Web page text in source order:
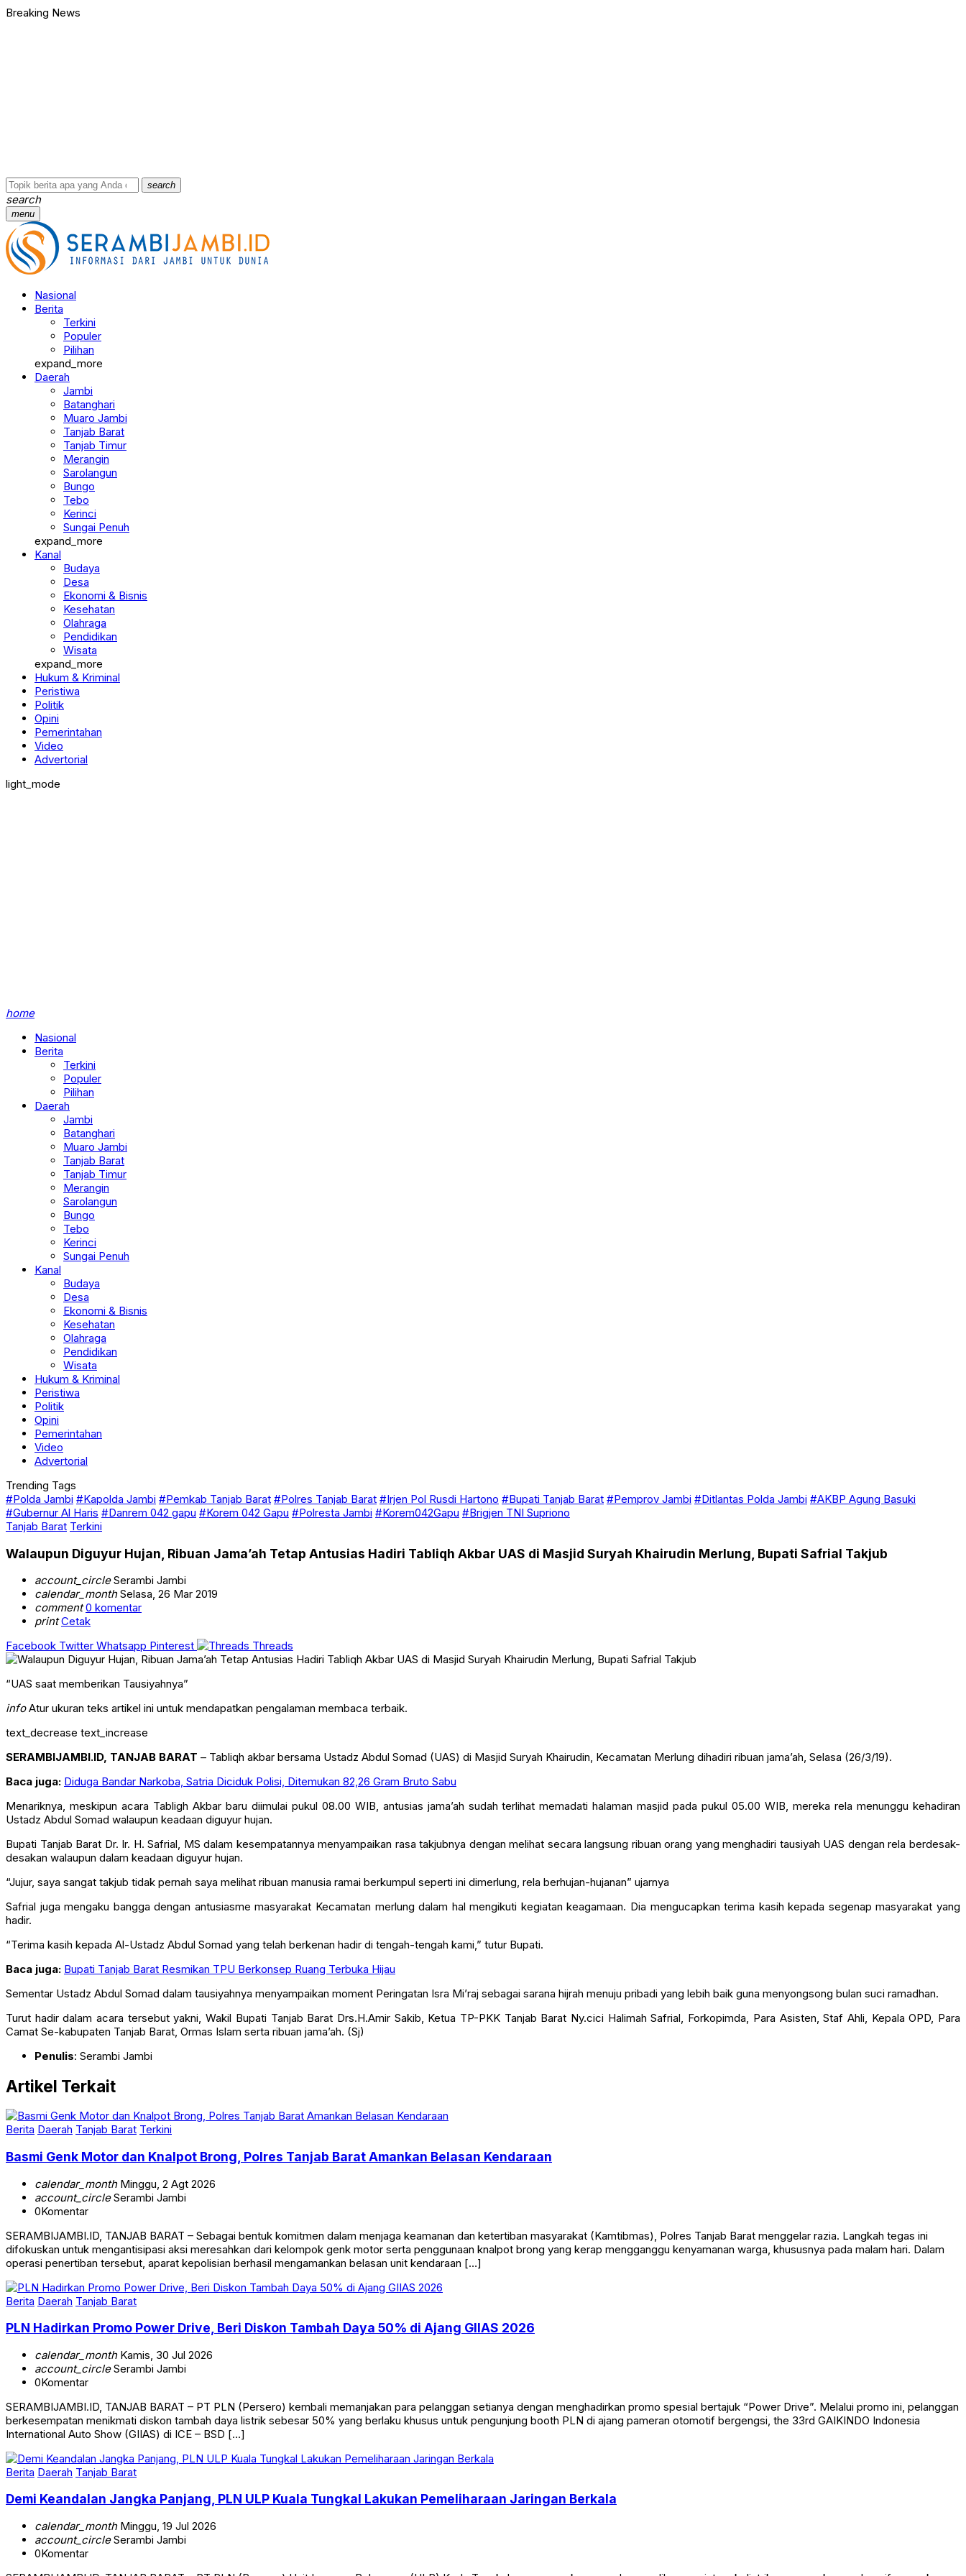
Breaking News
search
search
menu
Nasional
Berita
Terkini
Populer
Pilihan
expand_more
Daerah
Jambi
Batanghari
Muaro Jambi
Tanjab Barat
Tanjab Timur
Merangin
Sarolangun
Bungo
Tebo
Kerinci
Sungai Penuh
expand_more
Kanal
Budaya
Desa
Ekonomi & Bisnis
Kesehatan
Olahraga
Pendidikan
Wisata
expand_more
Hukum & Kriminal
Peristiwa
Politik
Opini
Pemerintahan
Video
Advertorial
light_mode
home
Nasional
Berita
Terkini
Populer
Pilihan
Daerah
Jambi
Batanghari
Muaro Jambi
Tanjab Barat
Tanjab Timur
Merangin
Sarolangun
Bungo
Tebo
Kerinci
Sungai Penuh
Kanal
Budaya
Desa
Ekonomi & Bisnis
Kesehatan
Olahraga
Pendidikan
Wisata
Hukum & Kriminal
Peristiwa
Politik
Opini
Pemerintahan
Video
Advertorial
Trending Tags
#Polda Jambi #Kapolda Jambi #Pemkab Tanjab Barat #Polres Tanjab Barat #Irjen Pol Rusdi Hartono #Bupati Tanjab Barat #Pemprov Jambi #Ditlantas Polda Jambi #AKBP Agung Basuki
#Gubernur Al Haris #Danrem 042 gapu #Korem 042 Gapu #Polresta Jambi #Korem042Gapu #Brigjen TNI Supriono
Tanjab Barat Terkini
Walaupun Diguyur Hujan, Ribuan Jama’ah Tetap Antusias Hadiri Tabliqh Akbar UAS di Masjid Suryah Khairudin Merlung, Bupati Safrial Takjub
account_circleSerambi Jambi
calendar_monthSelasa, 26 Mar 2019
comment 0 komentar
print Cetak
Facebook Twitter Whatsapp Pinterest Threads
“UAS saat memberikan Tausiyahnya”
infoAtur ukuran teks artikel ini untuk mendapatkan pengalaman membaca terbaik.
text_decrease text_increase
SERAMBIJAMBI.ID, TANJAB BARAT – Tabliqh akbar bersama Ustadz Abdul Somad (UAS) di Masjid Suryah Khairudin, Kecamatan Merlung dihadiri ribuan jama’ah, Selasa (26/3/19).
Baca juga: Diduga Bandar Narkoba, Satria Diciduk Polisi, Ditemukan 82,26 Gram Bruto Sabu
Menariknya, meskipun acara Tabligh Akbar baru diimulai pukul 08.00 WIB, antusias jama’ah sudah terlihat memadati halaman masjid pada pukul 05.00 WIB, mereka rela menunggu kehadiran
Ustadz Abdul Somad walaupun keadaan diguyur hujan.
Bupati Tanjab Barat Dr. Ir. H. Safrial, MS dalam kesempatannya menyampaikan rasa takjubnya dengan melihat secara langsung ribuan orang yang menghadiri tausiyah UAS dengan rela berdesak-
desakan walaupun dalam keadaan diguyur hujan.
“Jujur, saya sangat takjub tidak pernah saya melihat ribuan manusia ramai berkumpul seperti ini dimerlung, rela berhujan-hujanan” ujarnya
Safrial juga mengaku bangga dengan antusiasme masyarakat Kecamatan merlung dalam hal mengikuti kegiatan keagamaan. Dia mengucapkan terima kasih kepada segenap masyarakat yang
hadir.
“Terima kasih kepada Al-Ustadz Abdul Somad yang telah berkenan hadir di tengah-tengah kami,” tutur Bupati.
Baca juga: Bupati Tanjab Barat Resmikan TPU Berkonsep Ruang Terbuka Hijau
Sementar Ustadz Abdul Somad dalam tausiyahnya menyampaikan moment Peringatan Isra Mi’raj sebagai sarana hijrah menuju pribadi yang lebih baik guna menyongsong bulan suci ramadhan.
Turut hadir dalam acara tersebut yakni, Wakil Bupati Tanjab Barat Drs.H.Amir Sakib, Ketua TP-PKK Tanjab Barat Ny.cici Halimah Safrial, Forkopimda, Para Asisten, Staf Ahli, Kepala OPD, Para
Camat Se-kabupaten Tanjab Barat, Ormas Islam serta ribuan jama’ah. (Sj)
Penulis: Serambi Jambi
Artikel Terkait
Berita Daerah Tanjab Barat Terkini
Basmi Genk Motor dan Knalpot Brong, Polres Tanjab Barat Amankan Belasan Kendaraan
calendar_monthMinggu, 2 Agt 2026
account_circleSerambi Jambi
0Komentar
SERAMBIJAMBI.ID, TANJAB BARAT – Sebagai bentuk komitmen dalam menjaga keamanan dan ketertiban masyarakat (Kamtibmas), Polres Tanjab Barat menggelar razia. Langkah tegas ini
difokuskan untuk mengantisipasi aksi meresahkan dari kelompok genk motor serta penggunaan knalpot brong yang kerap mengganggu kenyamanan warga, khususnya pada malam hari. Dalam
operasi penertiban tersebut, aparat kepolisian berhasil mengamankan belasan unit kendaraan […]
Berita Daerah Tanjab Barat
PLN Hadirkan Promo Power Drive, Beri Diskon Tambah Daya 50% di Ajang GIIAS 2026
calendar_monthKamis, 30 Jul 2026
account_circleSerambi Jambi
0Komentar
SERAMBIJAMBI.ID, TANJAB BARAT – PT PLN (Persero) kembali memanjakan para pelanggan setianya dengan menghadirkan promo spesial bertajuk “Power Drive”. Melalui promo ini, pelanggan
berkesempatan menikmati diskon tambah daya listrik sebesar 50% yang berlaku khusus untuk pengunjung booth PLN di ajang pameran otomotif bergengsi, the 33rd GAIKINDO Indonesia
International Auto Show (GIIAS) di ICE – BSD […]
Berita Daerah Tanjab Barat
Demi Keandalan Jangka Panjang, PLN ULP Kuala Tungkal Lakukan Pemeliharaan Jaringan Berkala
calendar_monthMinggu, 19 Jul 2026
account_circleSerambi Jambi
0Komentar